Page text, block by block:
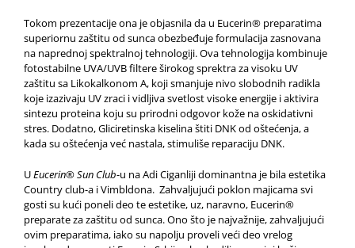
Tokom prezentacije ona je objasnila da u Eucerin® preparatima
superiornu zaštitu od sunca obezbeđuje formulacija zasnovana
na naprednoj spektralnoj tehnologiji. Ova tehnologija kombinuje
fotostabilne UVA/UVB filtere širokog sprektra za visoku UV
zaštitu sa Likokalkonom A, koji smanjuje nivo slobodnih radikla
koje izazivaju UV zraci i vidljiva svetlost visoke energije i aktivira
sintezu proteina koju su prirodni odgovor kože na oskidativni
stres. Dodatno, Gliciretinska kiselina štiti DNK od oštećenja, a
kada su oštećenja već nastala, stimuliše reparaciju DNK.
UEucerin® Sun Club-u na Adi Ciganliji dominantna je bila estetika
Country club-a i Vimbldona. Zahvaljujući poklon majicama svi
gosti su kući poneli deo te estetike, uz, naravno, Eucerin®
preparate za zaštitu od sunca. Ono što je najvažnije, zahvaljujući
ovim preparatima, iako su napolju proveli veći deo vrelog